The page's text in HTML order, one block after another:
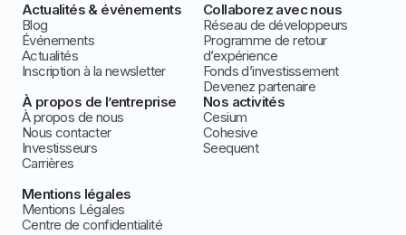
Actualités & événements
Blog
Événements
Actualités
Inscription à la newsletter
Collaborez avec nous
Réseau de développeurs
Programme de retour
d’expérience
Fonds d’investissement
Devenez partenaire
À propos de l’entreprise
À propos de nous
Nous contacter
Investisseurs
Carrières
Nos activités
Cesium
Cohesive
Seequent
Mentions légales
Mentions Légales
Centre de confidentialité